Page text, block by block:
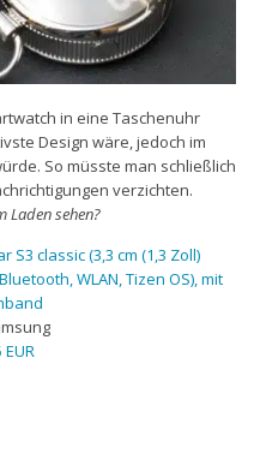
in eine Taschenuhr
Design wäre, jedoch im
So müsste man schließlich
verzichten.
Laden sehen?
S3 classic (3,3 cm (1,3 Zoll)
WLAN, Tizen OS), mit
EUR